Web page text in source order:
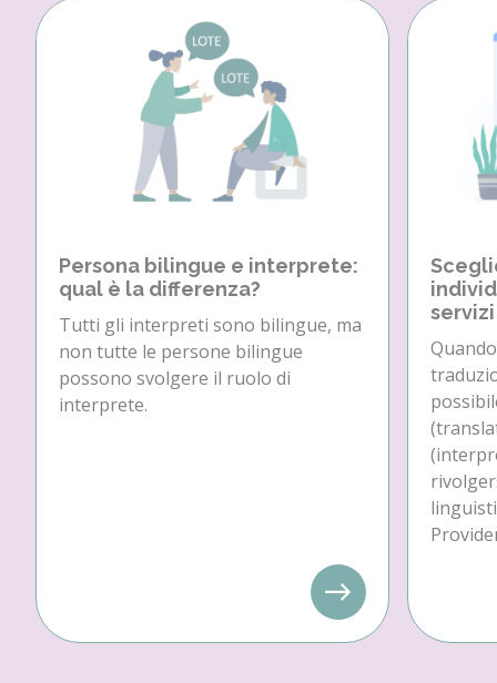
Persona bilingue e interprete:
qual è la differenza?
Tutti gli interpreti sono bilingue, ma
non tutte le persone bilingue
possono svolgere il ruolo di
interprete.